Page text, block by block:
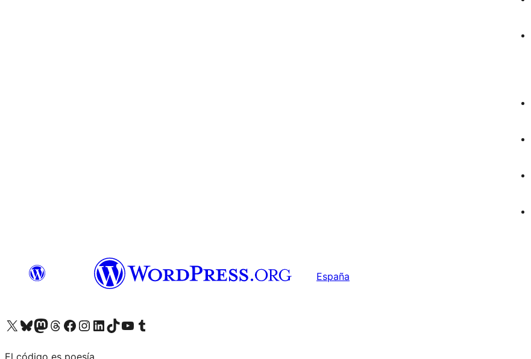
España
Visita nuestra cuenta de X (anteriormente Twitter)
Visita nuestra cuenta de Bluesky
Visita nuestra cuenta de Mastodon
Visita nuestra cuenta de Threads
Visita nuestra página de Facebook
Visita nuestra cuenta de Instagram
Visita nuestra cuenta de LinkedIn
Visita nuestra cuenta de TikTok
Visita nuestro canal de YouTube
Visita nuestra cuenta de Tumblr